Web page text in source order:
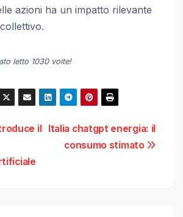
azioni ha un impatto rilevante
letto 1030 volte!
Italia chatgpt energia: il
consumo stimato
il